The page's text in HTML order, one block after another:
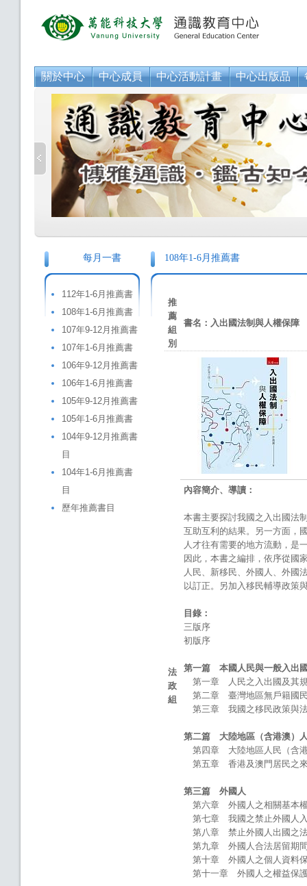
關於中心 中心成員 中心活動計畫 中心出版品
每月一書
112年1-6月推薦書
108年1-6月推薦書
107年9-12月推薦書
107年1-6月推薦書
106年9-12月推薦書
106年1-6月推薦書
105年9-12月推薦書
105年1-6月推薦書
104年9-12月推薦書
目
104年1-6月推薦書
目
歷年推薦書目
108年1-6月推薦書
推
薦
組
別
書名： 入出國法制與人權保障
法
政
組
內容簡介、導讀：
本書主要探討我國之入出國法
互助互利的結果。另一方面，
人才往有需要的地方流動，是
因此，本書之編排，依序從國
人民、新移民、外國人、外國
以訂正。另加入移民輔導政策
目錄：
三版序
初版序
第一篇 本國人民與一般入出
第一章 人民之入出國及其
第二章 臺灣地區無戶籍國
第三章 我國之移民政策與
第二篇 大陸地區（含港澳）
第四章 大陸地區人民（含
第五章 香港及澳門居民之
第三篇 外國人
第六章 外國人之相關基本
第七章 我國之禁止外國人
第八章 禁止外國人出國之
第九章 外國人合法居留期
第十章 外國人之個人資料
第十一章 外國人之權益保